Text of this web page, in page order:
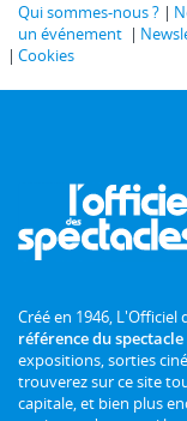
Qui sommes-nous ?
un événement
Cookies
Créé en 1946, L'Officiel
référence du
expositions, sorties
trouverez sur ce site
capitale, et bien plus